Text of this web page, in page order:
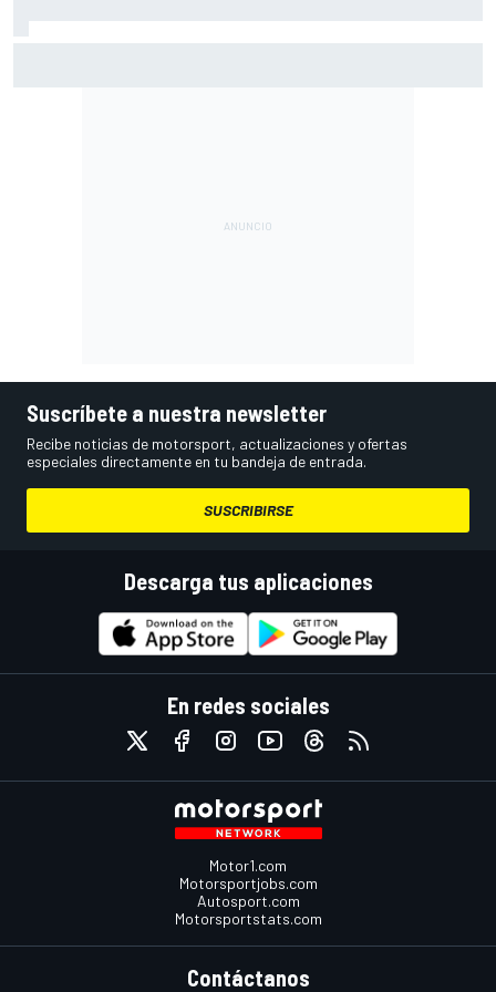
Suscríbete a nuestra newsletter
Recibe noticias de motorsport, actualizaciones y ofertas
especiales directamente en tu bandeja de entrada.
SUSCRIBIRSE
Descarga tus aplicaciones
En redes sociales
Motor1.com
Motorsportjobs.com
Autosport.com
Motorsportstats.com
Contáctanos